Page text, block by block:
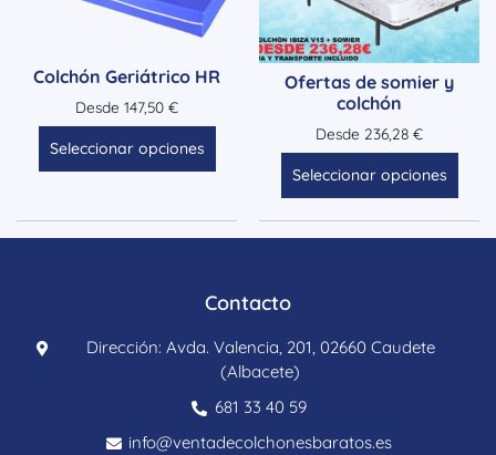
Colchón Geriátrico HR
Desde 147,50 €
Seleccionar opciones
Ofertas de somier y
colchón
Desde 236,28 €
Seleccionar opciones
Contacto
Dirección: Avda. Valencia, 201, 02660 Caudete
(Albacete)
681 33 40 59
info@ventadecolchonesbaratos.es